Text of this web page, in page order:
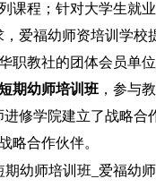
课程；针对大学生就
爱福幼师资培训学
职教社的团体会员单
期幼师培训班 ，参与
修学院建立了战略
略合作伙伴。